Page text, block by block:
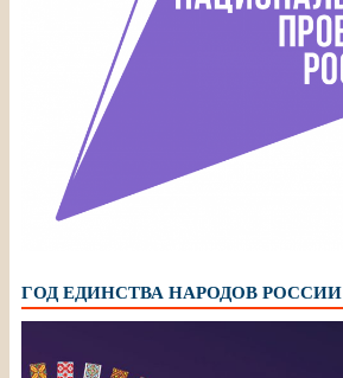
ГОД ЕДИНСТВА НАРОДОВ РОССИИ